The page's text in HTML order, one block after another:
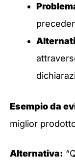
Esempio da
miglior
Alternativa: